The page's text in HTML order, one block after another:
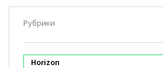
Рубрики
Horizon